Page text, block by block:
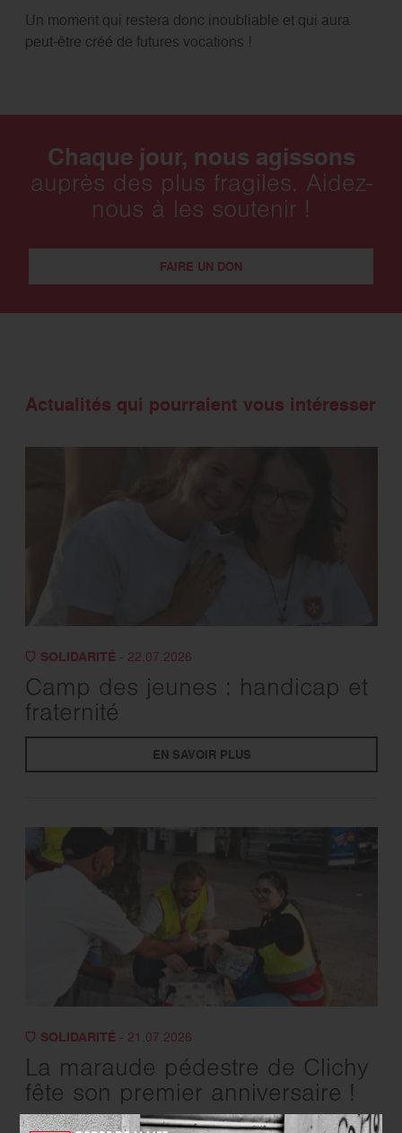
Un moment qui restera donc inoubliable et qui aura
peut-être créé de futures vocations !
Chaque jour, nous agissons
auprès des plus fragiles. Aidez-
nous à les soutenir !
FAIRE UN DON
Actualités qui pourraient vous intéresser
SOLIDARITÉ- 22.07.2026
Camp des jeunes : handicap et
fraternité
EN SAVOIR PLUS
SOLIDARITÉ- 21.07.2026
La maraude pédestre de Clichy
fête son premier anniversaire !